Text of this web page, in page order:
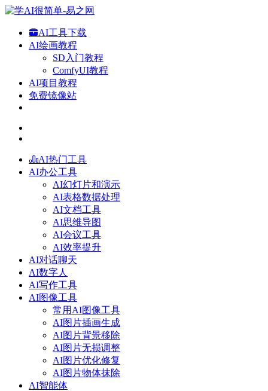
AI工具下载
AI绘画教程
SD入门教程
ComfyUI教程
AI项目教程
免费镜像站
AI热门工具
AI办公工具
AI幻灯片和演示
AI表格数据处理
AI文档工具
AI思维导图
AI会议工具
AI效率提升
AI对话聊天
AI数字人
AI写作工具
AI图像工具
常用AI图像工具
AI图片插画生成
AI图片背景移除
AI图片无损调整
AI图片优化修复
AI图片物体抹除
AI智能体